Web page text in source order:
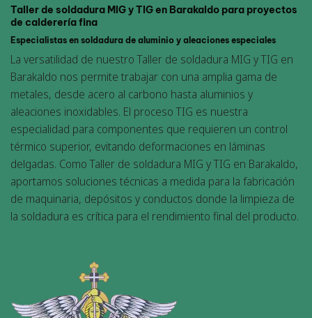
Taller de soldadura MIG y TIG en Barakaldo para proyectos
de calderería fina
Especialistas en soldadura de aluminio y aleaciones especiales
La versatilidad de nuestro Taller de soldadura MIG y TIG en
Barakaldo nos permite trabajar con una amplia gama de
metales, desde acero al carbono hasta aluminios y
aleaciones inoxidables. El proceso TIG es nuestra
especialidad para componentes que requieren un control
térmico superior, evitando deformaciones en láminas
delgadas. Como Taller de soldadura MIG y TIG en Barakaldo,
aportamos soluciones técnicas a medida para la fabricación
de maquinaria, depósitos y conductos donde la limpieza de
la soldadura es crítica para el rendimiento final del producto.